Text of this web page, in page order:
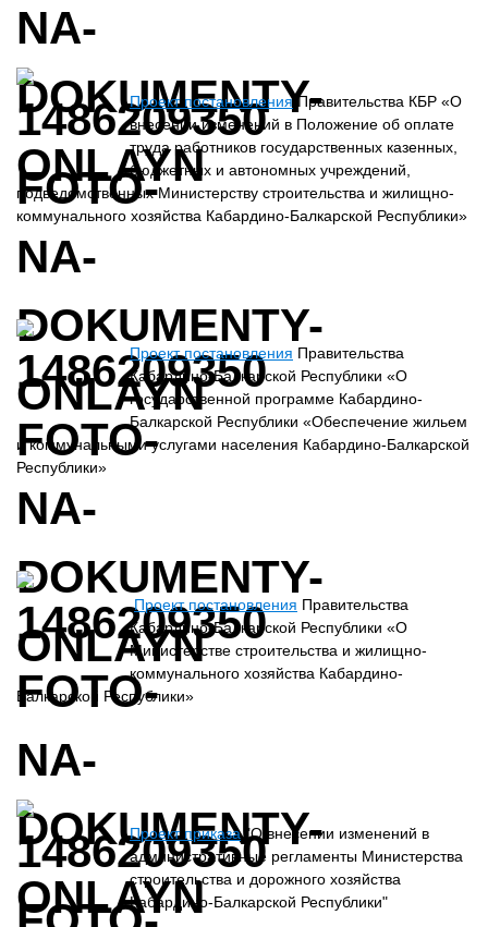
Проект постановления Правительства КБР «О
внесении изменений в Положение об оплате
труда работников государственных казенных,
бюджетных и автономных учреждений,
подведомственных Министерству строительства и жилищно-
коммунального хозяйства Кабардино-Балкарской Республики»
Проект постановления Правительства
Кабардино-Балкарской Республики «О
государственной программе Кабардино-
Балкарской Республики «Обеспечение жильем
и коммунальными услугами населения Кабардино-Балкарской
Республики»
Проект постановления Правительства
Кабардино-Балкарской Республики «О
Министерстве строительства и жилищно-
коммунального хозяйства Кабардино-
Балкарской Республики»
Проект приказа"О внесении изменений в
административные регламенты Министерства
строительства и дорожного хозяйства
Кабардино-Балкарской Республики"